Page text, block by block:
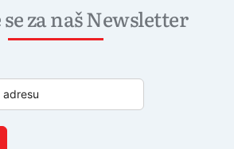
za naš Newsletter